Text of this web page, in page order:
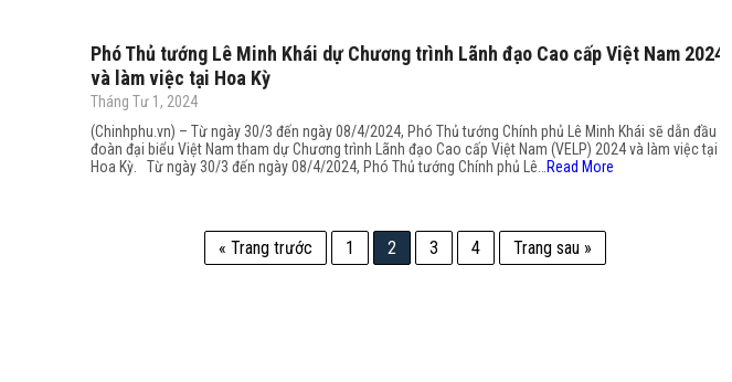
Phó Thủ tướng Lê Minh Khái dự Chương trình Lãnh đạo Cao cấp Việt Nam 2024
và làm việc tại Hoa Kỳ
Tháng Tư 1, 2024
(Chinhphu.vn) – Từ ngày 30/3 đến ngày 08/4/2024, Phó Thủ tướng Chính phủ Lê Minh Khái sẽ dẫn đầu
đoàn đại biểu Việt Nam tham dự Chương trình Lãnh đạo Cao cấp Việt Nam (VELP) 2024 và làm việc tại
Hoa Kỳ. Từ ngày 30/3 đến ngày 08/4/2024, Phó Thủ tướng Chính phủ Lê…
Read More
« Trang trước 1 2 3 4 Trang sau »